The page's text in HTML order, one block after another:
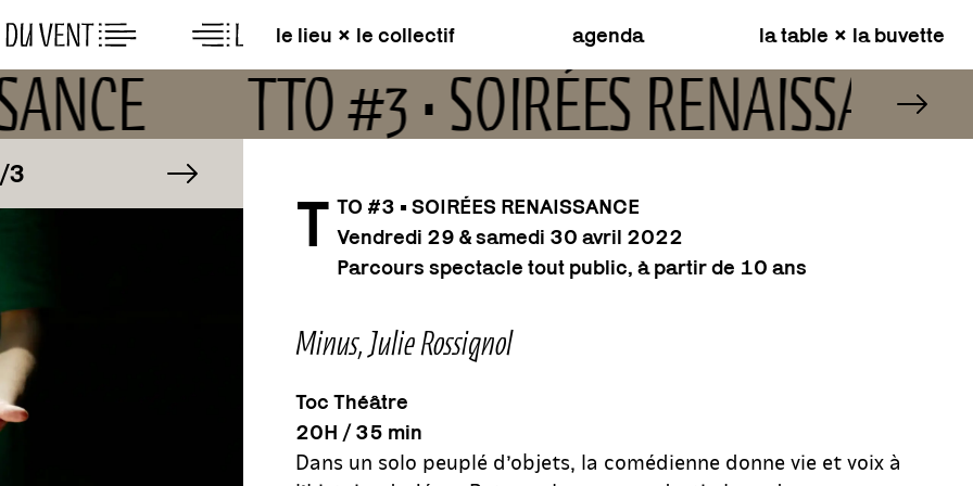
le lieu × le collectif agenda la table × la buvette
TTO #3 • SOIRÉES
T TO #3 • SOIRÉES RENAISSANCE
Vendredi 29 & samedi 30 avril 2022
Parcours spectacle tout public, à partir de 10 ans
Minus, Julie Rossignol
Toc Théâtre
20H / 35 min
Dans un solo peuplé d’objets, la comédienne donne vie et voix à